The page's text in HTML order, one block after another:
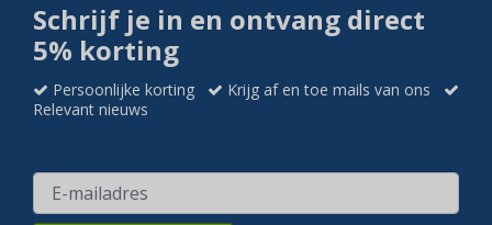
Schrijf je in en ontvang direct
5% korting
Persoonlijke korting
Krijg af en toe mails van ons
Relevant nieuws